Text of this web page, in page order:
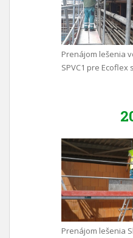
Prenájom lešenia
SPVC1 pre Ecoflex
Prenájom lešenia